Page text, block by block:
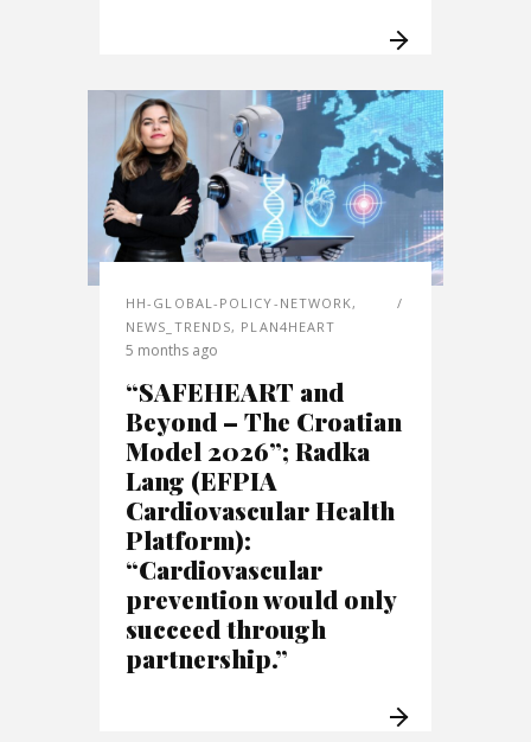
HH-GLOBAL-POLICY-NETWORK,
NEWS_TRENDS, PLAN4HEART
5 months ago
“SAFEHEART and
Beyond – The Croatian
Model 2026”; Radka
Lang (EFPIA
Cardiovascular Health
Platform):
“Cardiovascular
prevention would only
succeed through
partnership.”